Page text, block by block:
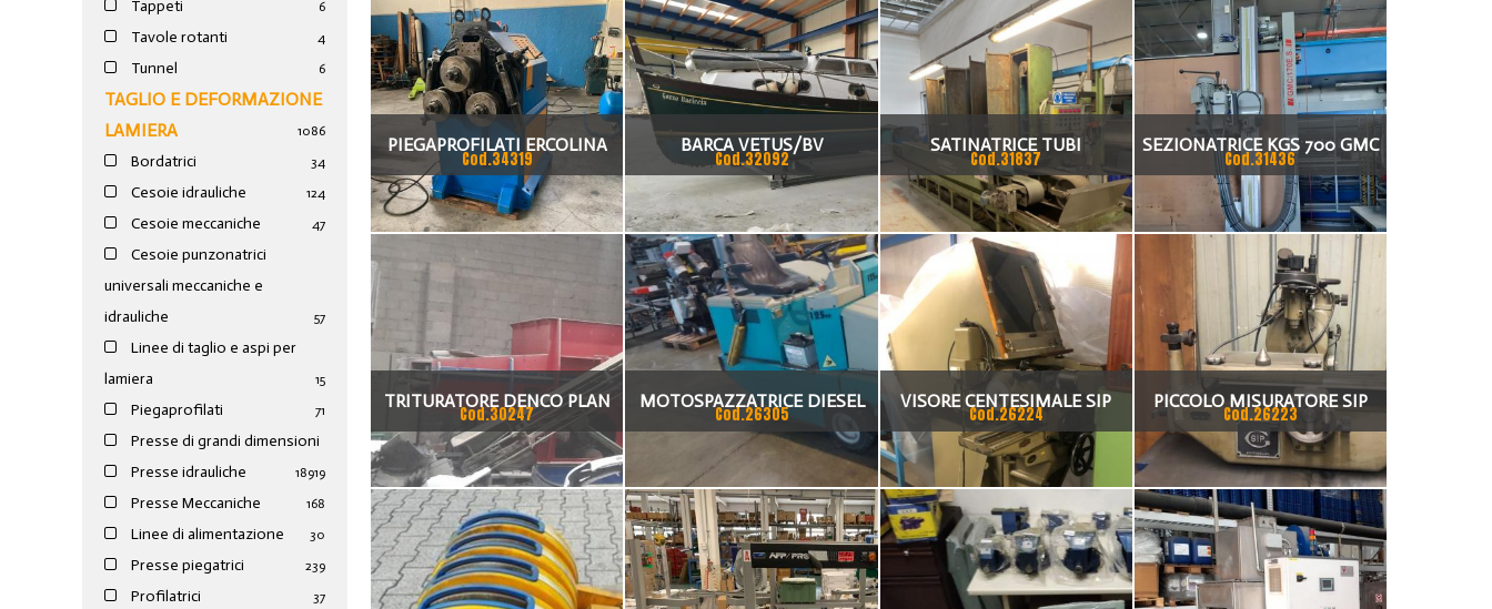
Tappeti 6
Tavole rotanti 4
Tunnel 6
TAGLIO E DEFORMAZIONE
LAMIERA
1086
Bordatrici 34
Cesoie idrauliche 124
Cesoie meccaniche 47
Cesoie punzonatrici
universali meccaniche e
idrauliche
57
Linee di taglio e aspi per
lamiera
15
Piegaprofilati 71
Presse di grandi dimensioni
19
Presse idrauliche 189
Presse Meccaniche 168
Linee di alimentazione 30
Presse piegatrici 239
Profilatrici 37
PIEGAPROFILATI ERCOLINA
Cod.34319
BARCA VETUS/BV
Cod.32092
SATINATRICE TUBI
Cod.31837
SEZIONATRICE KGS 700 GMC
170
Cod.31436
TRITURATORE DENCO PLAN
2000
Cod.30247
MOTOSPAZZATRICE DIESEL
DK 125
Cod.26305
VISORE CENTESIMALE SIP
Cod.26224
PICCOLO MISURATORE SIP
Cod.26223